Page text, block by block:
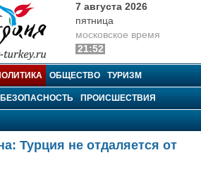
7 августа 2026
пятница
московское время
21:52
ОБЩЕСТВО ТУРИЗМ
БЕЗОПАСНОСТЬ ПРОИСШЕСТВИЯ
Турция не отдаляется от